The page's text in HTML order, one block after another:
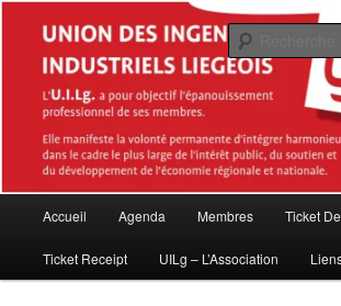
contenu
principal
contenu
secondaireUnion des Ingénieurs
Liégeois (UILg ASBL)
Association des Master en sciences de l'ingénieur
Haute École de la Province de Liège (HEPL – ISIL)
principal
Accueil Agenda Membres Ticket
Ticket Receipt UILg – L’Association